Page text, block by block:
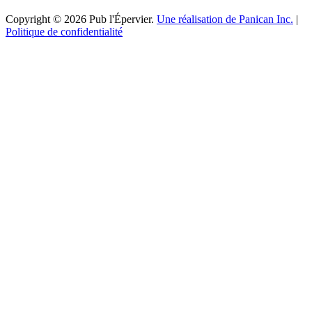
Copyright © 2026 Pub l'Épervier. Une réalisation de Panican Inc. |
Politique de confidentialité